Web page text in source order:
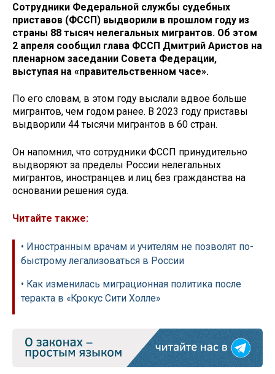
Сотрудники Федеральной службы судебных
приставов (ФССП) выдворили в прошлом году из
страны 88 тысяч нелегальных мигрантов. Об этом
2 апреля сообщил глава ФССП Дмитрий Аристов на
пленарном заседании Совета Федерации,
выступая на «правительственном часе».
По его словам, в этом году выслали вдвое больше
мигрантов, чем годом ранее. В 2023 году приставы
выдворили 44 тысячи мигрантов в 60 стран.
Он напомнил, что сотрудники ФССП принудительно
выдворяют за пределы России нелегальных
мигрантов, иностранцев и лиц без гражданства на
основании решения суда.
Читайте также:
• Иностранным врачам и учителям не позволят по-
быстрому легализоваться в России
• Как изменилась миграционная политика после
теракта в «Крокус Сити Холле»